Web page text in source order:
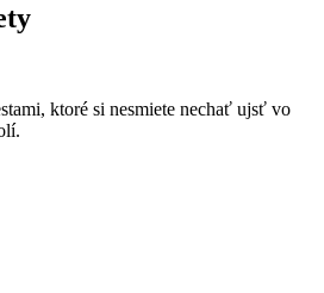
ktoré si nesmiete nechať ujsť vo